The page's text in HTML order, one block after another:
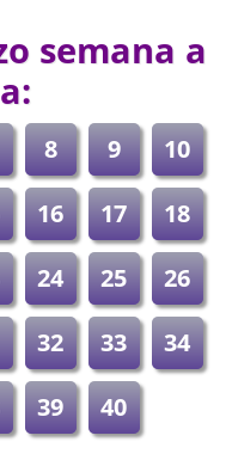
semana a
8 9
10
16 17
18
24 25
26
32 33
34
39 40